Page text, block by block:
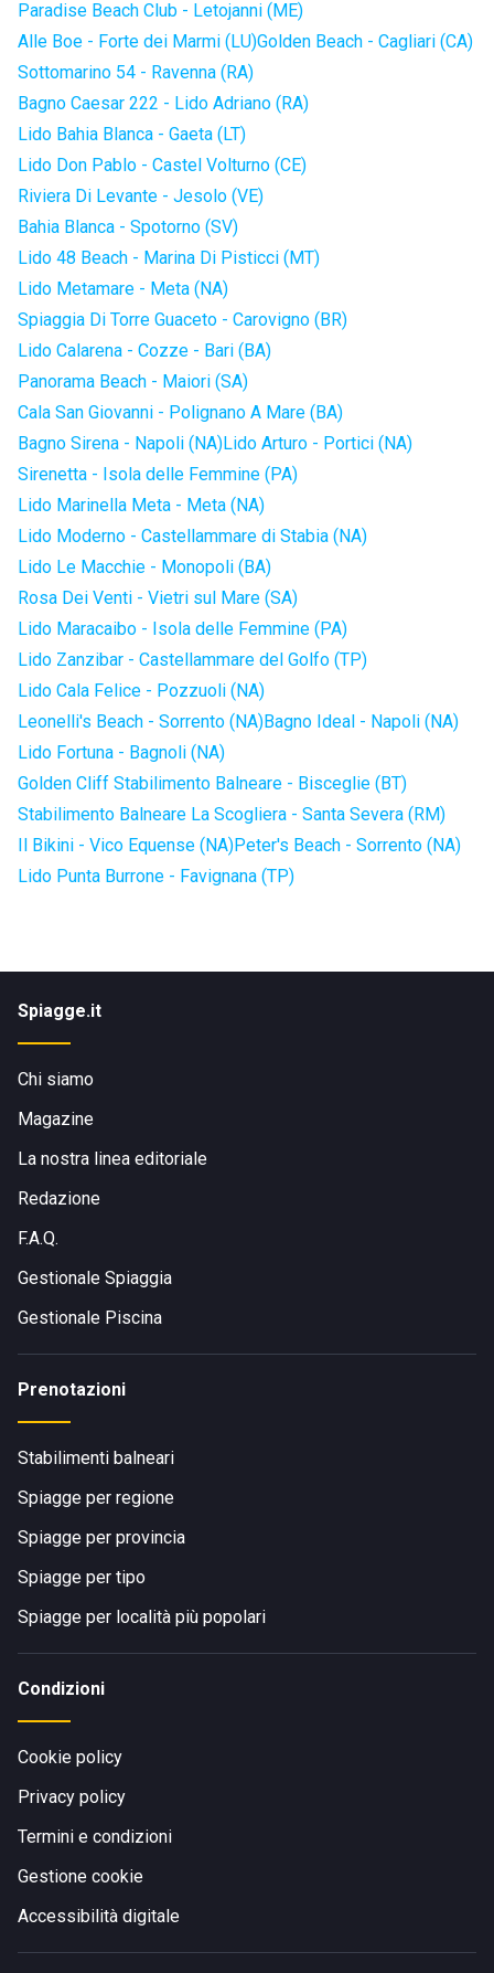
Paradise Beach Club - Letojanni (ME)
Alle Boe - Forte dei Marmi (LU)Golden Beach - Cagliari (CA)
Sottomarino 54 - Ravenna (RA)
Bagno Caesar 222 - Lido Adriano (RA)
Lido Bahia Blanca - Gaeta (LT)
Lido Don Pablo - Castel Volturno (CE)
Riviera Di Levante - Jesolo (VE)
Bahia Blanca - Spotorno (SV)
Lido 48 Beach - Marina Di Pisticci (MT)
Lido Metamare - Meta (NA)
Spiaggia Di Torre Guaceto - Carovigno (BR)
Lido Calarena - Cozze - Bari (BA)
Panorama Beach - Maiori (SA)
Cala San Giovanni - Polignano A Mare (BA)
Bagno Sirena - Napoli (NA)Lido Arturo - Portici (NA)
Sirenetta - Isola delle Femmine (PA)
Lido Marinella Meta - Meta (NA)
Lido Moderno - Castellammare di Stabia (NA)
Lido Le Macchie - Monopoli (BA)
Rosa Dei Venti - Vietri sul Mare (SA)
Lido Maracaibo - Isola delle Femmine (PA)
Lido Zanzibar - Castellammare del Golfo (TP)
Lido Cala Felice - Pozzuoli (NA)
Leonelli's Beach - Sorrento (NA)Bagno Ideal - Napoli (NA)
Lido Fortuna - Bagnoli (NA)
Golden Cliff Stabilimento Balneare - Bisceglie (BT)
Stabilimento Balneare La Scogliera - Santa Severa (RM)
Il Bikini - Vico Equense (NA)Peter's Beach - Sorrento (NA)
Lido Punta Burrone - Favignana (TP)
Spiagge.it
Chi siamo
Magazine
La nostra linea editoriale
Redazione
F.A.Q.
Gestionale Spiaggia
Gestionale Piscina
Prenotazioni
Stabilimenti balneari
Spiagge per regione
Spiagge per provincia
Spiagge per tipo
Spiagge per località più popolari
Condizioni
Cookie policy
Privacy policy
Termini e condizioni
Gestione cookie
Accessibilità digitale